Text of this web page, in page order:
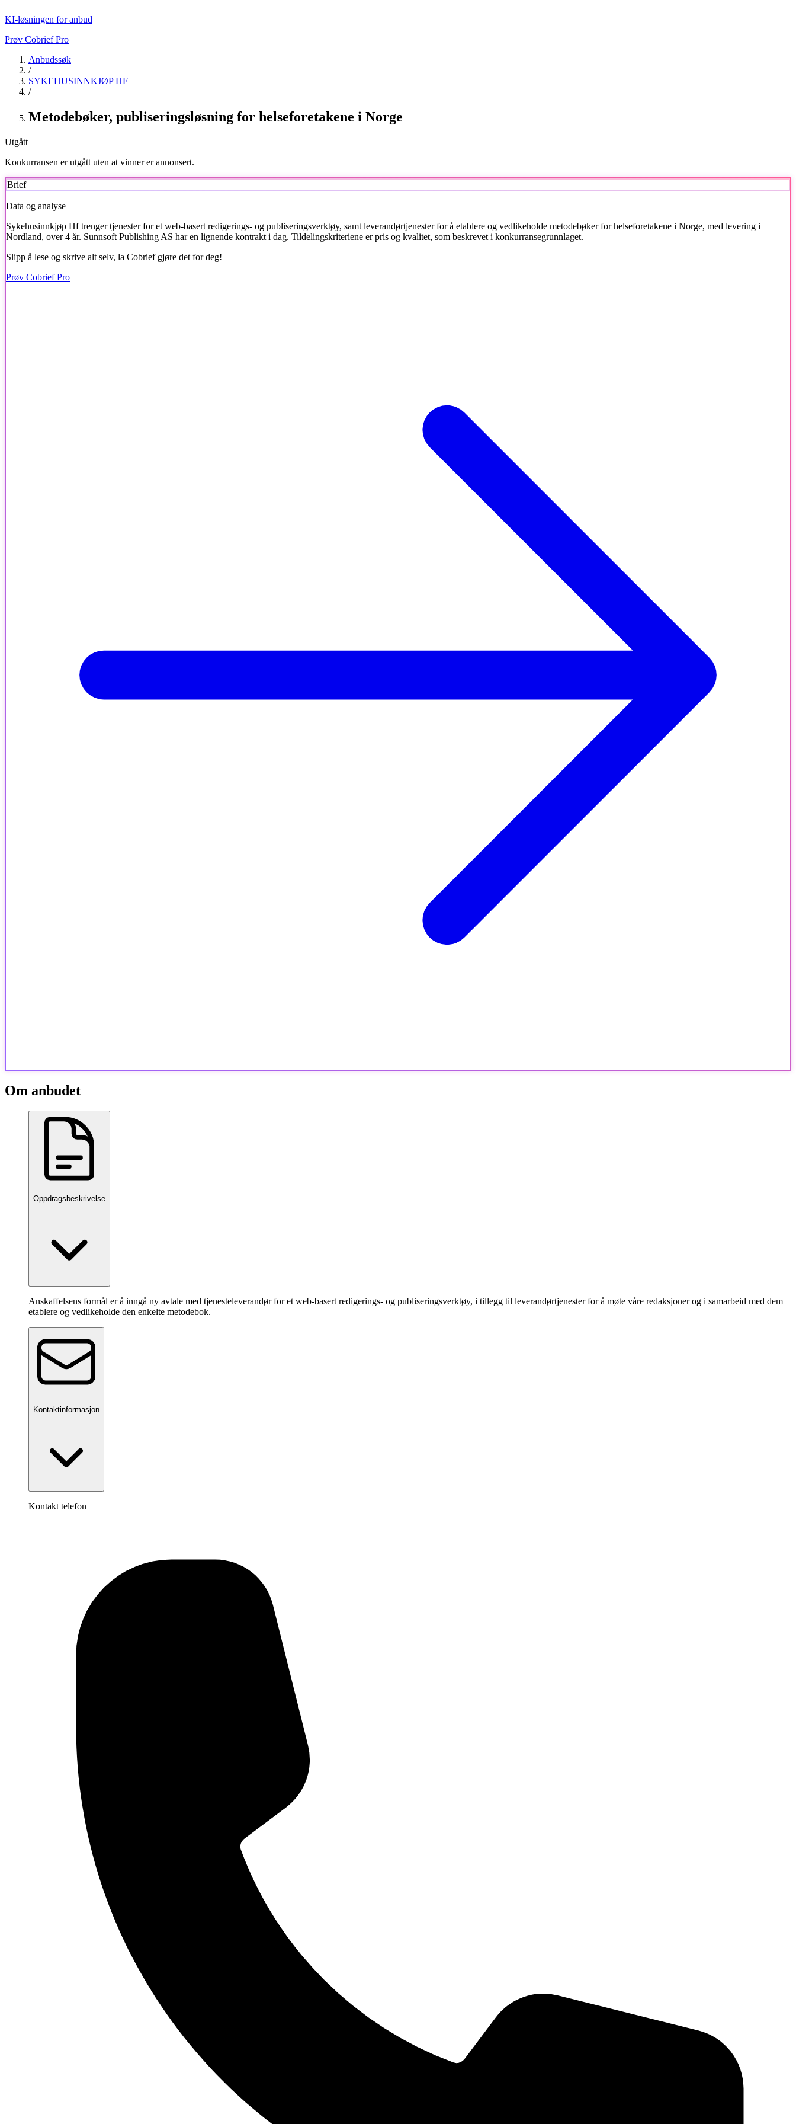
KI-løsningen for anbud
Prøv Cobrief Pro
Anbudssøk
/
SYKEHUSINNKJØP HF
/
Metodebøker, publiseringsløsning for helseforetakene i Norge
Utgått
Konkurransen er utgått uten at vinner er annonsert.
Brief
Data og analyse
Sykehusinnkjøp Hftrenger tjenester for et web-basert redigerings- og publiseringsverktøy, samt leverandørtjenester for å etablere og vedlikeholde metodebøker for helseforetakene i Norge, med levering i
Nordland, over 4 år. Sunnsoft Publishing AS har en lignende kontrakt i dag. Tildelingskriteriene er pris og kvalitet, som beskrevet i konkurransegrunnlaget.
Slipp å lese og skrive alt selv, la Cobrief gjøre det for deg!
Prøv Cobrief Pro
Om anbudet
Oppdragsbeskrivelse
Anskaffelsens formål er å inngå ny avtale med tjenesteleverandør for et web-basert redigerings- og publiseringsverktøy, i tillegg til leverandørtjenester for å møte våre redaksjoner og i samarbeid med dem
etablere og vedlikeholde den enkelte metodebok.
Kontaktinformasjon
Kontakt telefon